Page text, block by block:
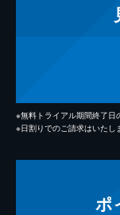
※無料トライアル期間終了日
※日割りでのご請求はいたし
ポ